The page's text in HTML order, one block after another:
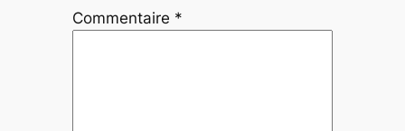
Commentaire *